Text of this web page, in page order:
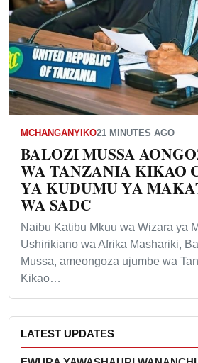
MCHANGANYIKO21 MINUTES AGO
BALOZI MUSSA
WA TANZANIA KIKAO
YA KUDUMU YA
WA SADC
Naibu Katibu Mkuu wa Wizara ya
Ushirikiano wa Afrika Mashariki,
Mussa, ameongoza ujumbe wa
Kikao…
LATEST UPDATES